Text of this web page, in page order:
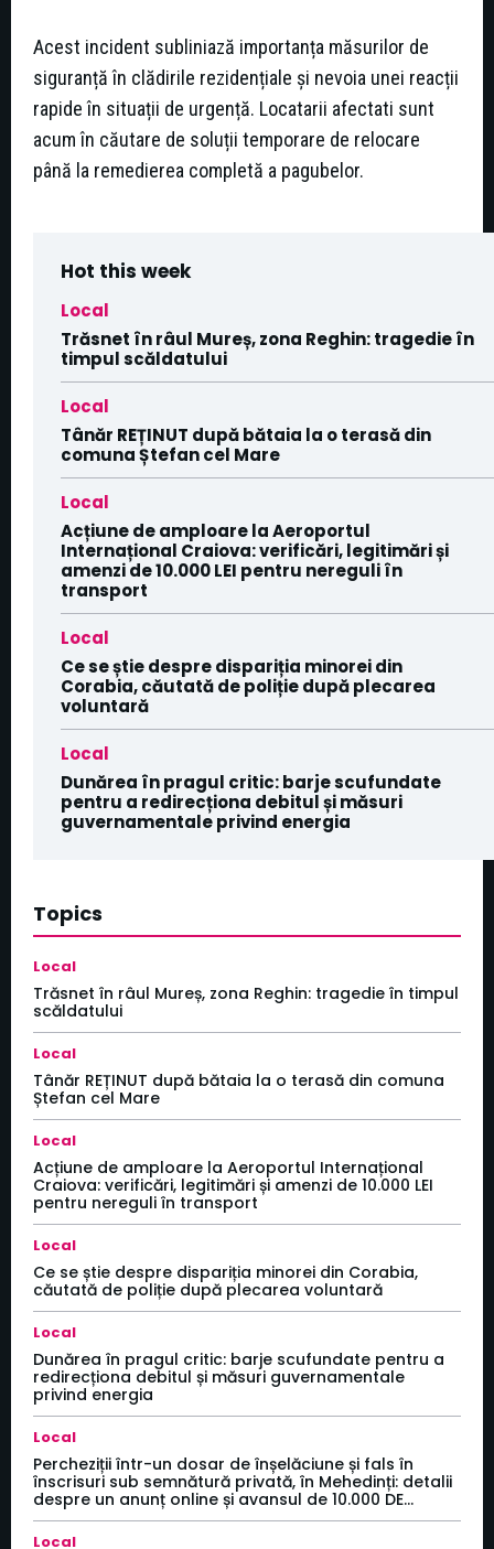
Acest incident subliniază importanța măsurilor de
siguranță în clădirile rezidențiale și nevoia unei reacții
rapide în situații de urgență. Locatarii afectati sunt
acum în căutare de soluții temporare de relocare
până la remedierea completă a pagubelor.
Hot this week
Local
Trăsnet în râul Mureș, zona Reghin: tragedie în
timpul scăldatului
Local
Tânăr REȚINUT după bătaia la o terasă din
comuna Ștefan cel Mare
Local
Acțiune de amploare la Aeroportul
Internațional Craiova: verificări, legitimări și
amenzi de 10.000 LEI pentru nereguli în
transport
Local
Ce se știe despre dispariția minorei din
Corabia, căutată de poliție după plecarea
voluntară
Local
Dunărea în pragul critic: barje scufundate
pentru a redirecționa debitul și măsuri
guvernamentale privind energia
Topics
Local
Trăsnet în râul Mureș, zona Reghin: tragedie în timpul
scăldatului
Local
Tânăr REȚINUT după bătaia la o terasă din comuna
Ștefan cel Mare
Local
Acțiune de amploare la Aeroportul Internațional
Craiova: verificări, legitimări și amenzi de 10.000 LEI
pentru nereguli în transport
Local
Ce se știe despre dispariția minorei din Corabia,
căutată de poliție după plecarea voluntară
Local
Dunărea în pragul critic: barje scufundate pentru a
redirecționa debitul și măsuri guvernamentale
privind energia
Local
Percheziții într-un dosar de înșelăciune și fals în
înscrisuri sub semnătură privată, în Mehedinți: detalii
despre un anunț online și avansul de 10.000 DE...
Local